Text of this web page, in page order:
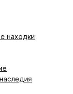
находки